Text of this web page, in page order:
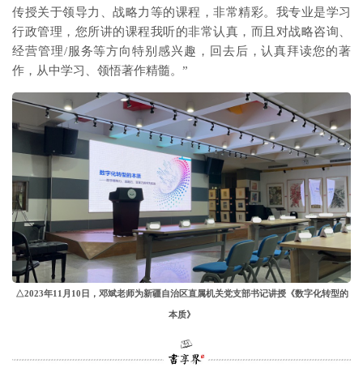
传授关于领导力、战略力等的课程，非常精彩。我专业是学习
行政管理，您所讲的课程我听的非常认真，而且对战略咨询、
经营管理/服务等方向特别感兴趣，回去后，认真拜读您的著
作，从中学习、领悟著作精髓。”
△2023年11月10日，邓斌老师为新疆自治区直属机关党支部书记讲授《数字化转型的
本质》